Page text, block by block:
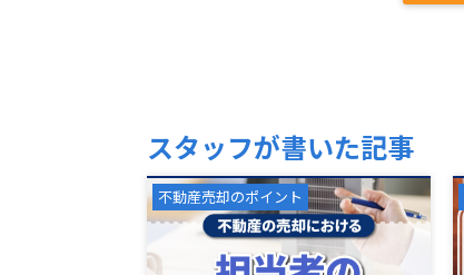
スタッフが書いた記事
不動産売却のポイント